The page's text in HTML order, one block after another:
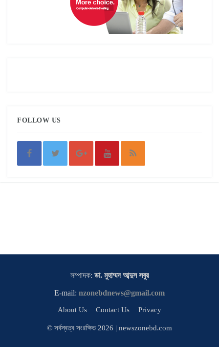
FOLLOW US
সম্পাদক: ডা. মুহাম্মদ আব্দুস সবুর
E-mail: nzonebdnews@gmail.com
About Us Contact Us Privacy
© সর্বস্বত্ব সংরক্ষিত 2026 | newszonebd.com